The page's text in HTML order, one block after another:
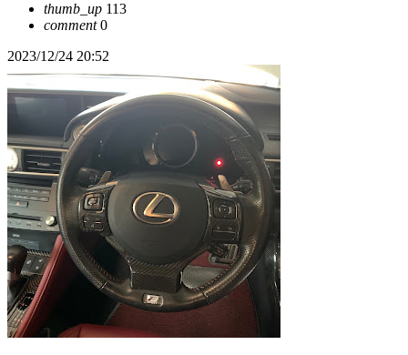
thumb_up 113
comment0
2023/12/24 20:52